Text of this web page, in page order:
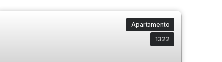
Apartamento
1322